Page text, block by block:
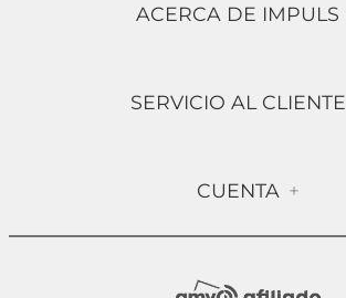
ACERCA DE IMPULS
Contáctanos
Compra Segura
SERVICIO AL CLIENTE
Política de Devolución
CUENTA +